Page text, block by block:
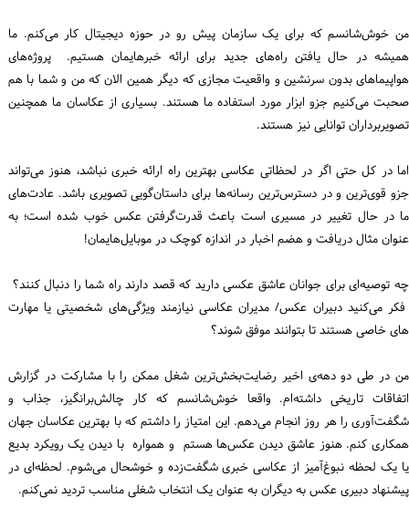
من خوش‌شانسم که برای یک سازمان پیش‌ رو در حوزه دیجیتال کار می‌کنم. ما
همیشه در حال یافتن راه‌های جدید برای ارائه خبرهایمان هستیم. پروژه‌های
هواپیماهای بدون سرنشین و واقعیت مجازی که دیگر همین الان که من و شما با هم
صحبت می‌کنیم جزو ابزار مورد استفاده ما هستند. بسیاری از عکاسان ما همچنین
تصویربرداران توانایی نیز هستند.
اما در کل حتی اگر در لحظاتی عکاسی بهترین راه ارائه خبری نباشد، هنوز می‌تواند
جزو قوی‌ترین‌ و در دسترس‌ترین‌ رسانه‌ها برای داستان‌گویی تصویری باشد. عادت‌های
ما در حال تغییر در مسیری است باعث قدرت‌گرفتن عکس خوب شده است؛ به
عنوان مثال دریافت و هضم اخبار در اندازه کوچک در موبایل‌هایمان!
چه توصیه‌ای برای جوانان عاشق عکسی دارید که قصد دارند راه شما را دنبال کنند؟
فکر می‌کنید دبیران عکس/ مدیران عکاسی نیازمند ویژگی‌های شخصیتی یا مهارت
های خاصی هستند تا بتوانند موفق شوند؟
من در طی دو دهه‌ی اخیر رضایت‌بخش‌ترین شغل ممکن را با مشارکت در گزارش
اتفاقات تاریخی داشته‌ام. واقعا خوش‌شانسم که کار چالش‌برانگیز، جذاب و
شگفت‌آوری را هر روز انجام می‌دهم. این امتیاز را داشتم که با بهترین عکاسان جهان
همکاری کنم. هنوز عاشق دیدن عکس‌ها هستم و همواره با دیدن یک رویکرد بدیع
یا یک لحظه نبوغ‌آمیز از عکاسی خبری شگفت‌زده و خوشحال می‌شوم. لحظه‌ای در
پیشنهاد دبیری عکس به دیگران به عنوان یک انتخاب شغلی مناسب تردید نمی‌کنم.